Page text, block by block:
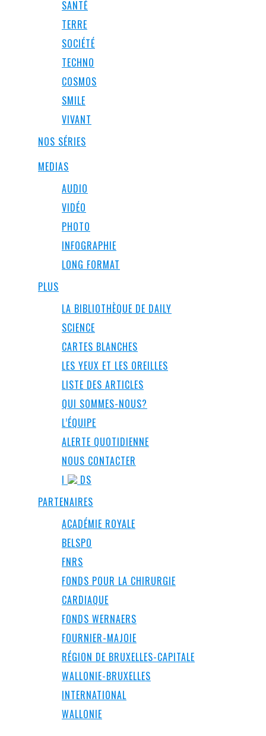
SANTÉ
TERRE
SOCIÉTÉ
TECHNO
COSMOS
SMILE
VIVANT
NOS SÉRIES
MEDIAS
AUDIO
VIDÉO
PHOTO
INFOGRAPHIE
LONG FORMAT
PLUS
LA BIBLIOTHÈQUE DE DAILY
SCIENCE
CARTES BLANCHES
LES YEUX ET LES OREILLES
LISTE DES ARTICLES
QUI SOMMES-NOUS?
L’ÉQUIPE
ALERTE QUOTIDIENNE
NOUS CONTACTER
I
DS
PARTENAIRES
ACADÉMIE ROYALE
BELSPO
FNRS
FONDS POUR LA CHIRURGIE
CARDIAQUE
FONDS WERNAERS
FOURNIER-MAJOIE
RÉGION DE BRUXELLES-CAPITALE
WALLONIE-BRUXELLES
INTERNATIONAL
WALLONIE